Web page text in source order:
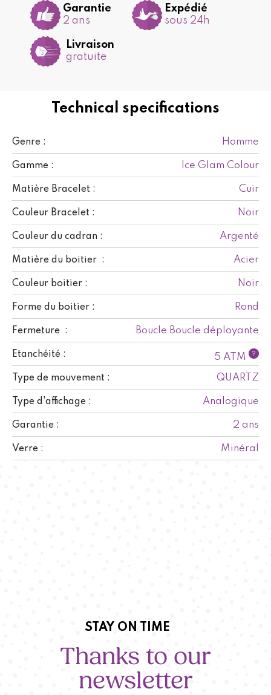
Technical specifications
Genre : Homme
Gamme : Ice Glam Colour
Matière Bracelet : Cuir
Couleur Bracelet : Noir
Couleur du cadran : Argenté
Matière du boitier : Acier
Couleur boitier : Noir
Forme du boitier : Rond
Fermeture : Boucle Boucle déployante
Etanchéité : 5 ATM ?
Type de mouvement : QUARTZ
Type d'affichage : Analogique
Garantie : 2 ans
Verre : Minéral
Garantie
2 ans
Expédié
sous 24h
Livraison
gratuite
STAY ON TIME
Thanks to our
newsletter